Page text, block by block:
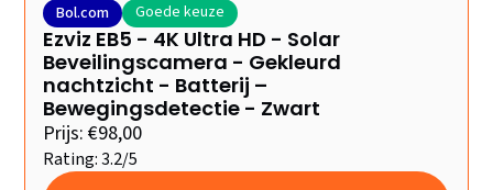
Bol.com Goede keuze
Ezviz EB5 - 4K Ultra HD - Solar
Beveilingscamera - Gekleurd
nachtzicht - Batterij –
Bewegingsdetectie - Zwart
Prijs: €98,00
Rating: 3.2/5